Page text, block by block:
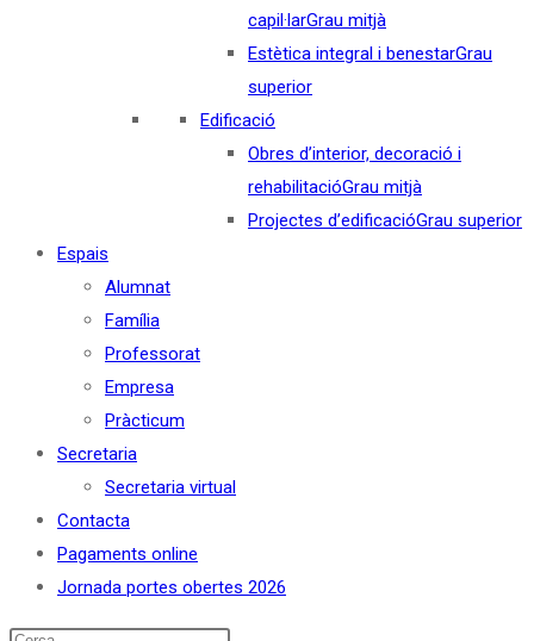
capil·larGrau mitjà
Estètica integral i benestarGrau
superior
Edificació
Obres d’interior, decoració i
rehabilitacióGrau mitjà
Projectes d’edificacióGrau superior
Espais
Alumnat
Família
Professorat
Empresa
Pràcticum
Secretaria
Secretaria virtual
Contacta
Pagaments online
Jornada portes obertes 2026